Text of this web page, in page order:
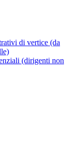
di vertice (da
(dirigenti non